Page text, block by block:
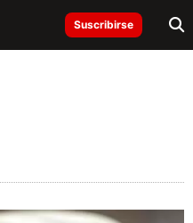
Suscribirse